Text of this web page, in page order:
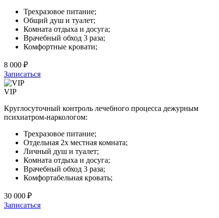
Трехразовое питание;
Общий душ и туалет;
Комната отдыха и досуга;
Врачебный обход 3 раза;
Комфортные кровати;
8 000 ₽
Записаться
VIP
Круглосуточный контроль лечебного процесса дежурным
психиатром-наркологом:
Трехразовое питание;
Отдельная 2х местная комната;
Личный душ и туалет;
Комната отдыха и досуга;
Врачебный обход 3 раза;
Комфортабельная кровать;
30 000 ₽
Записаться